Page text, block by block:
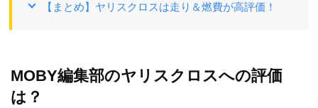
【まとめ】ヤリスクロスは走り＆燃費が高評価！
MOBY編集部のヤリスクロスへの評価
は？